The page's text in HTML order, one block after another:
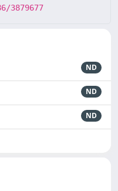
3879677
ND
ND
ND